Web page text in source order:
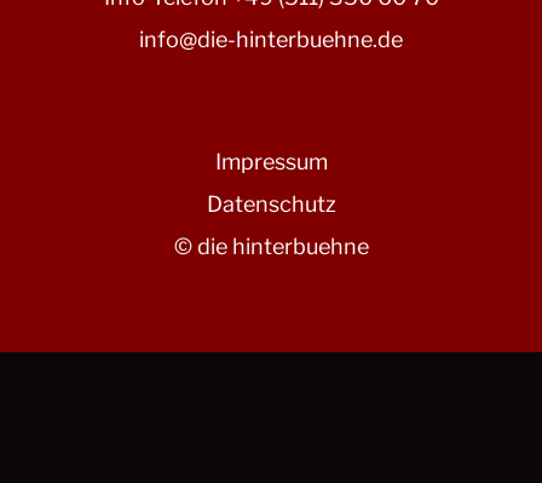
info@die-hinterbuehne.de
Impressum
Datenschutz
© die hinterbuehne